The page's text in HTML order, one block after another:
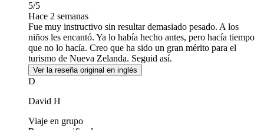
5/5
Hace 2 semanas
Fue muy instructivo sin resultar demasiado pesado. A los
niños les encantó. Ya lo había hecho antes, pero hacía tiempo
que no lo hacía. Creo que ha sido un gran mérito para el
turismo de Nueva Zelanda. Seguid así.
Ver la reseña original en inglés
D
David H
Viaje en grupo